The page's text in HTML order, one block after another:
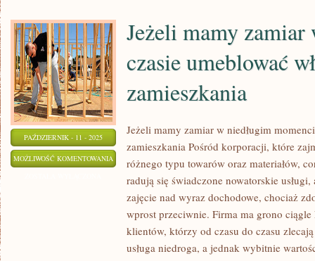
PAŹDZIERNIK - 11 - 2025
MOŻLIWOŚĆ KOMENTOWANIA
ZAMIAR
NIEDŁUGIM
CZASIE
Jeżeli mamy zamiar
czasie umeblować
zamieszkania
Jeżeli mamy zamiar w niedługim
zamieszkania Pośród korporacji, które
różnego typu towarów oraz materiałów,
radują się świadczone nowatorskie
zajęcie nad wyraz dochodowe, chociaż
wprost przeciwnie. Firma ma grono
klientów, którzy od czasu do czasu
usługa niedroga, a jednak wybitnie